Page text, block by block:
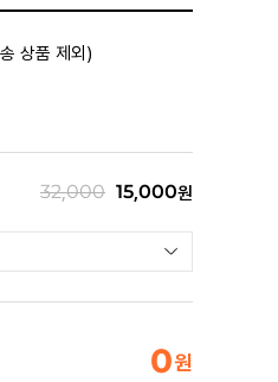
상품 제외)
32,000 15,000원
0원